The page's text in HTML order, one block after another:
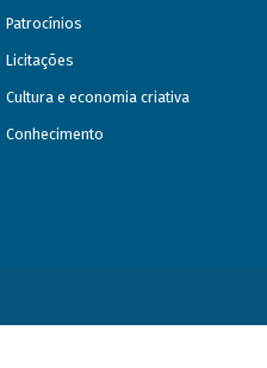
Patrocínios
Licitações
Cultura e economia criativa
Conhecimento